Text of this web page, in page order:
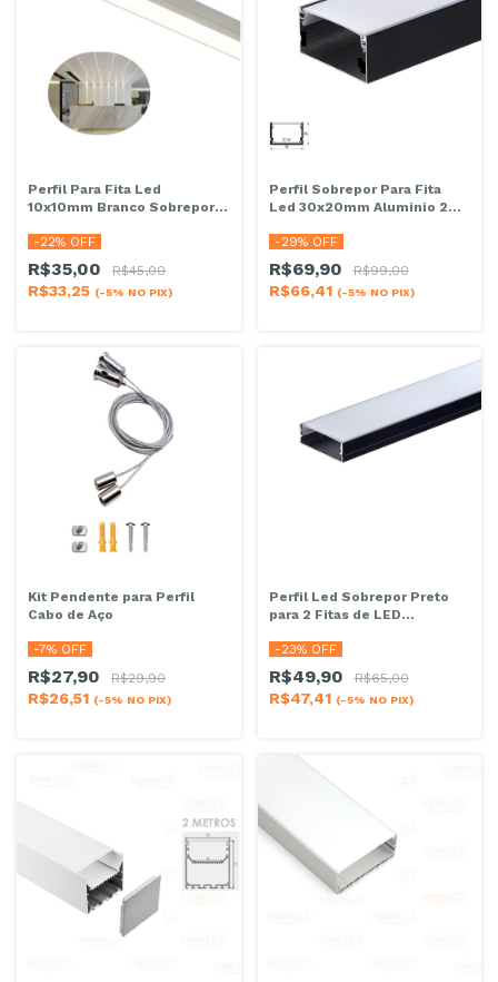
Perfil Para Fita Led
10x10mm Branco Sobrepor 2
-22% OFF
R$35,00 R$45,00
R$33,25 (-5% NO PIX)
Perfil Sobrepor Para Fita
Led 30x20mm Aluminio 2
-29% OFF
R$69,90 R$99,00
R$66,41 (-5% NO PIX)
Kit Pendente para Perfil
Cabo de Aço
-7% OFF
R$27,90 R$29,90
R$26,51 (-5% NO PIX)
Perfil Led Sobrepor Preto
para 2 Fitas de LED
-23% OFF
R$49,90 R$65,00
R$47,41 (-5% NO PIX)